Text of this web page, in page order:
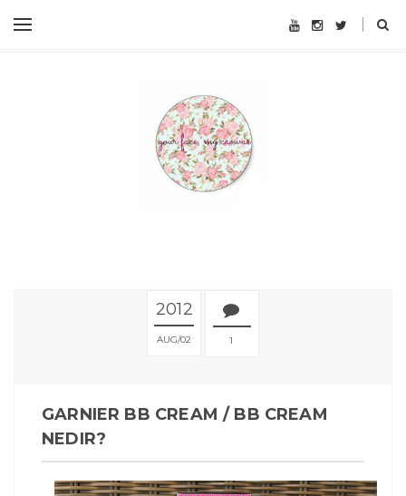
2012
AUG 02 1
GARNIER BB CREAM / BB CREAM
NEDIR?